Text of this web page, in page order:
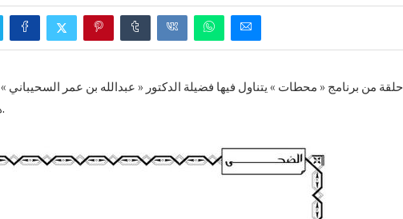
حلقة من برنامج « محطات » يتناول فيها فضيلة الدكتور « عبدالله بن عمر السحيباني
هو دين الإسلام. وما الفرق بين الإسلام والإيمان.